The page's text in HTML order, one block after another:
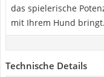
das spielerische
mit Ihrem Hund bringt.
Technische Details